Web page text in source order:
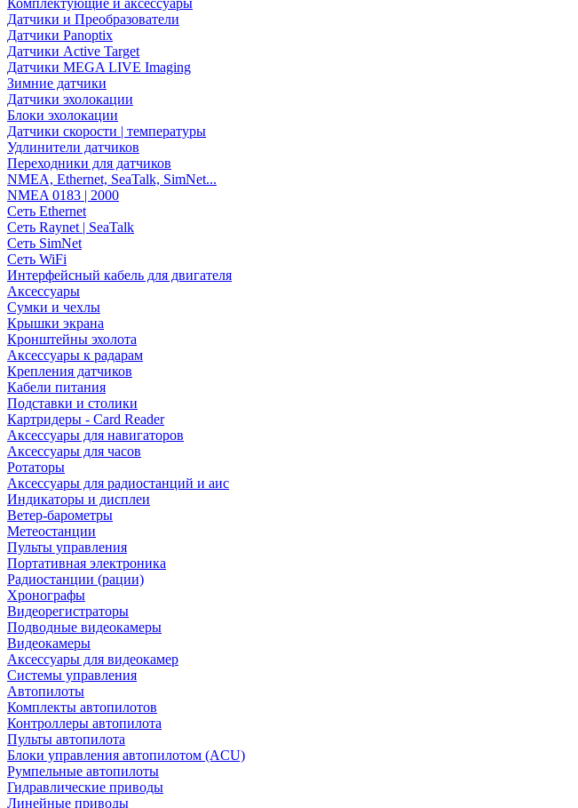
Комплектующие и аксессуары
Датчики и Преобразователи
Датчики Panoptix
Датчики Active Target
Датчики MEGA LIVE Imaging
Зимние датчики
Датчики эхолокации
Блоки эхолокации
Датчики скорости | температуры
Удлинители датчиков
Переходники для датчиков
NMEA, Ethernet, SeaTalk, SimNet...
NMEA 0183 | 2000
Сеть Ethernet
Сеть Raynet | SeaTalk
Сеть SimNet
Сеть WiFi
Интерфейсный кабель для двигателя
Аксессуары
Сумки и чехлы
Крышки экрана
Кронштейны эхолота
Аксессуары к радарам
Крепления датчиков
Кабели питания
Подставки и столики
Картридеры - Card Reader
Аксессуары для навигаторов
Аксессуары для часов
Ротаторы
Аксессуары для радиостанций и аис
Индикаторы и дисплеи
Ветер-барометры
Метеостанции
Пульты управления
Портативная электроника
Радиостанции (рации)
Хронографы
Видеорегистраторы
Подводные видеокамеры
Видеокамеры
Аксессуары для видеокамер
Системы управления
Автопилоты
Комплекты автопилотов
Контроллеры автопилота
Пульты автопилота
Блоки управления автопилотом (ACU)
Румпельные автопилоты
Гидравлические приводы
Линейные приводы